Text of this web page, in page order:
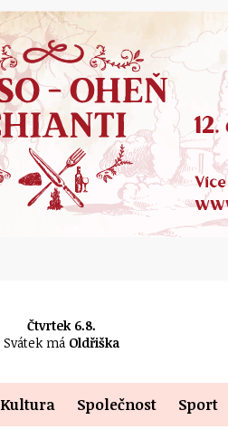
Čtvrtek 6.8.
Svátek má Oldřiška
Kultura Společnost Sport